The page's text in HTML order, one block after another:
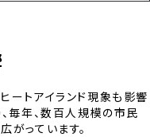
トアイランド現象も影響
毎年、数百人規模の市民
っています。